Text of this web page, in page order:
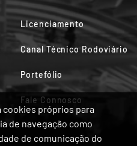
cookies próprios para
de navegação como
de comunicação do
Licenciamento
Canal Técnico Rodoviário
Portefólio
Fale Connosco